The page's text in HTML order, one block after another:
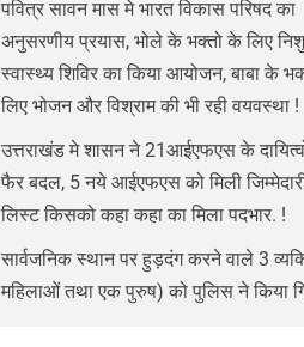
पवित्र सावन मास मे भारत विकास परिषद का
अनुसरणीय प्रयास, भोले के भक्तो के लिए
स्वास्थ्य शिविर का किया आयोजन, बाबा के
लिए भोजन और विश्राम की भी रही वयवस्था !
उत्तराखंड मे शासन ने 21आईएफएस के
फैर बदल, 5 नये आईएफएस को मिली
लिस्ट किसको कहा कहा का मिला पदभार. !
सार्वजनिक स्थान पर हुड़दंग करने वाले 3
महिलाओं तथा एक पुरुष) को पुलिस ने किया